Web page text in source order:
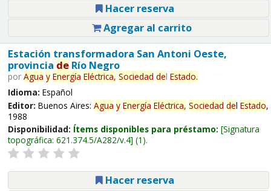
Hacer reserva
Agregar al carrito
Estación transformadora San Antoni Oeste,
provincia deRío Negro
por Agua y Energía Eléctrica, Sociedad del Estado.
Idioma: Español
Editor: Buenos Aires: Agua y Energía Eléctrica, Sociedad del Estado,
1988
Disponibilidad: Ítems disponibles para préstamo: Signatura
topográfica: 621.374.5/A282/v.4 (1).
Hacer reserva